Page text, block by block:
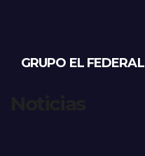
GRUPO EL FEDERAL